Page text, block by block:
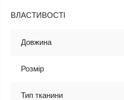
ВЛАСТИВОСТІ
Довжина
Розмір
Тип тканини